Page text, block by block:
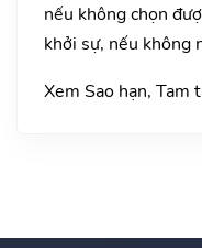
nếu không chọn
khởi sự, nếu không
Xem Sao hạn, Tam